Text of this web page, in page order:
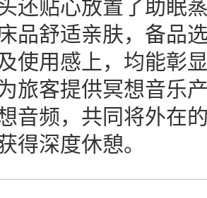
还贴心放置了助眠
品舒适亲肤，备品
使用感上，均能彰
旅客提供冥想音乐
音频，共同将外在
得深度休憩。